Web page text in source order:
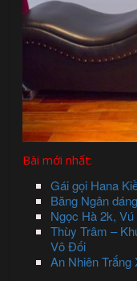
Bài mới nhất:
Gái gọi Hana
Băng Ngân
Ngọc Hà 2k,
Thùy Trâm –
Vô Đối
An Nhiên